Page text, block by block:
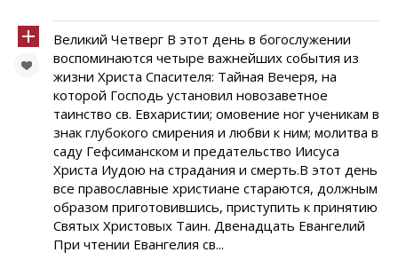
Великий Четверг В этот день в богослужении
воспоминаются четыре важнейших события из
жизни Христа Спасителя: Тайная Вечеря, на
которой Господь установил новозаветное
таинство св. Евхаристии; омовение ног ученикам в
знак глубокого смирения и любви к ним; молитва в
саду Гефсиманском и предательство Иисуса
Христа Иудою на страдания и смерть.В этот день
все православные христиане стараются, должным
образом приготовившись, приступить к принятию
Святых Христовых Таин. Двенадцать Евангелий
При чтении Евангелия св...